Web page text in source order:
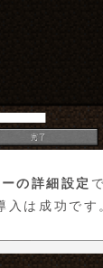
の詳細設定
は成功です